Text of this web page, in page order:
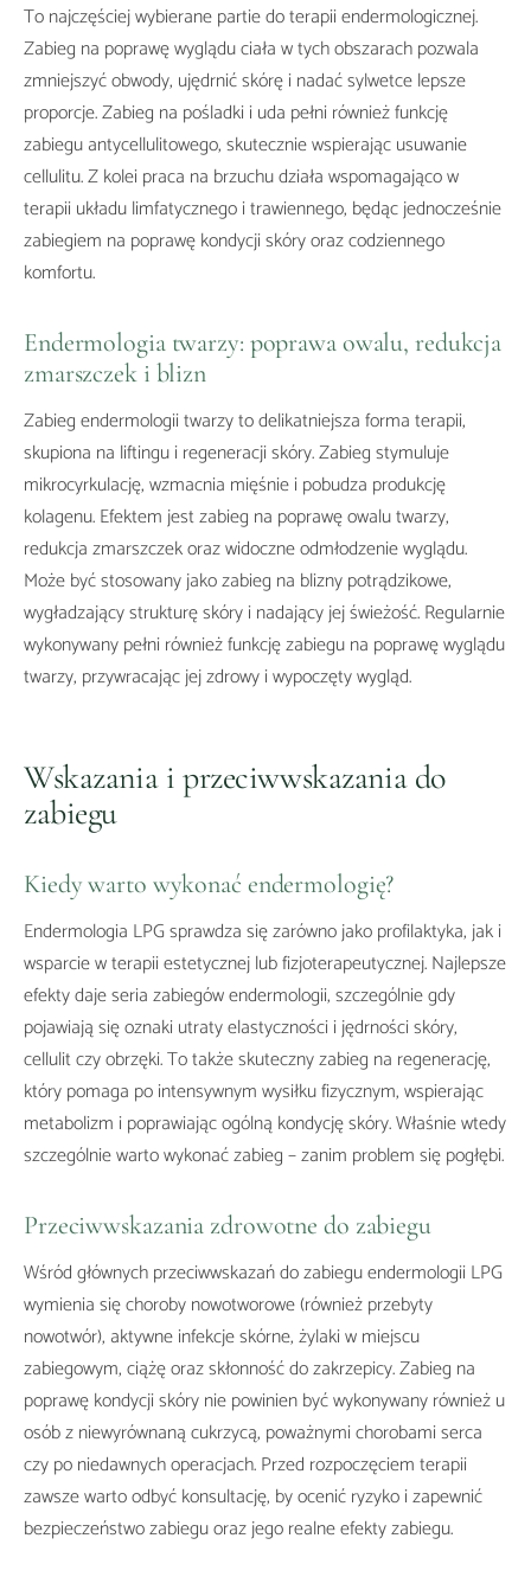
To najczęściej wybierane partie do terapii endermologicznej.
Zabieg na poprawę wyglądu ciała w tych obszarach pozwala
zmniejszyć obwody, ujędrnić skórę i nadać sylwetce lepsze
proporcje. Zabieg na pośladki i uda pełni również funkcję
zabiegu antycellulitowego, skutecznie wspierając usuwanie
cellulitu. Z kolei praca na brzuchu działa wspomagająco w
terapii układu limfatycznego i trawiennego, będąc jednocześnie
zabiegiem na poprawę kondycji skóry oraz codziennego
komfortu.
Endermologia twarzy: poprawa owalu, redukcja
zmarszczek i blizn
Zabieg endermologii twarzy to delikatniejsza forma terapii,
skupiona na liftingu i regeneracji skóry. Zabieg stymuluje
mikrocyrkulację, wzmacnia mięśnie i pobudza produkcję
kolagenu. Efektem jest zabieg na poprawę owalu twarzy,
redukcja zmarszczek oraz widoczne odmłodzenie wyglądu.
Może być stosowany jako zabieg na blizny potrądzikowe,
wygładzający strukturę skóry i nadający jej świeżość. Regularnie
wykonywany pełni również funkcję zabiegu na poprawę wyglądu
twarzy, przywracając jej zdrowy i wypoczęty wygląd.
Wskazania i przeciwwskazania do
zabiegu
Kiedy warto wykonać endermologię?
Endermologia LPG sprawdza się zarówno jako profilaktyka, jak i
wsparcie w terapii estetycznej lub fizjoterapeutycznej. Najlepsze
efekty daje seria zabiegów endermologii, szczególnie gdy
pojawiają się oznaki utraty elastyczności i jędrności skóry,
cellulit czy obrzęki. To także skuteczny zabieg na regenerację,
który pomaga po intensywnym wysiłku fizycznym, wspierając
metabolizm i poprawiając ogólną kondycję skóry. Właśnie wtedy
szczególnie warto wykonać zabieg – zanim problem się pogłębi.
Przeciwwskazania zdrowotne do zabiegu
Wśród głównych przeciwwskazań do zabiegu endermologii LPG
wymienia się choroby nowotworowe (również przebyty
nowotwór), aktywne infekcje skórne, żylaki w miejscu
zabiegowym, ciążę oraz skłonność do zakrzepicy. Zabieg na
poprawę kondycji skóry nie powinien być wykonywany również u
osób z niewyrównaną cukrzycą, poważnymi chorobami serca
czy po niedawnych operacjach. Przed rozpoczęciem terapii
zawsze warto odbyć konsultację, by ocenić ryzyko i zapewnić
bezpieczeństwo zabiegu oraz jego realne efekty zabiegu.